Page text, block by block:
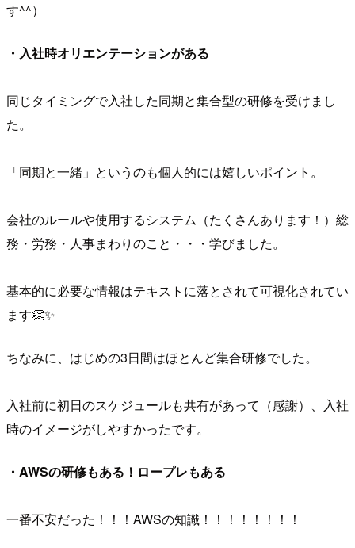
す^^）
・入社時オリエンテーションがある
同じタイミングで入社した同期と集合型の研修を受けまし
た。
「同期と一緒」というのも個人的には嬉しいポイント。
会社のルールや使用するシステム（たくさんあります！）総
務・労務・人事まわりのこと・・・学びました。
基本的に必要な情報はテキストに落とされて可視化されてい
ます👏✨
ちなみに、はじめの3日間はほとんど集合研修でした。
入社前に初日のスケジュールも共有があって（感謝）、入社
時のイメージがしやすかったです。
・AWSの研修もある！ロープレもある
一番不安だった！！！AWSの知識！！！！！！！！